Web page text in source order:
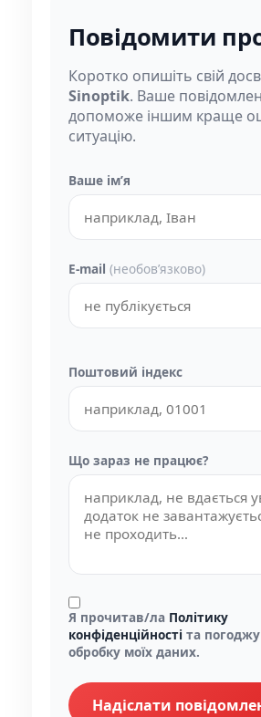
Повідомити
Коротко опишіть свій
Sinoptik. Ваше
допоможе іншим краще
ситуацію.
Ваше імʼя
E-mail (необовʼязково)
Поштовий індекс
Що зараз не працює?
Я прочитав/ла Політику
конфіденційності та
обробку моїх даних.
Надіслати